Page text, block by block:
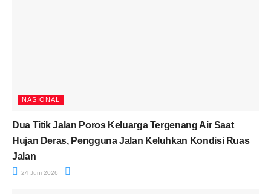
NASIONAL
Dua Titik Jalan Poros Keluarga Tergenang Air Saat
Hujan Deras, Pengguna Jalan Keluhkan Kondisi Ruas
Jalan
24 Juni 2026